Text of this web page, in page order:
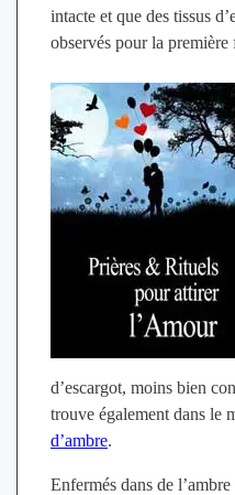
intacte et que des tissus
observés pour la première
d’escargot, moins bien
trouve également dans le
d’ambre.
Enfermés dans de